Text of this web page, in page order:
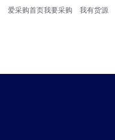
爱采购首页我要采购 我有货源